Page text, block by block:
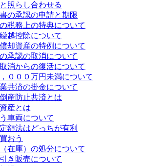
照らし合わせる
の承認の申請と期限
税務上の特典について
越控除について
却資産の特例について
承認の取消について
消からの復活について
０００万円未満について
共済の掛金について
産防止共済とは
産とは
車両について
額法はどっちが有利
おう
在庫）の処分について
き販売について